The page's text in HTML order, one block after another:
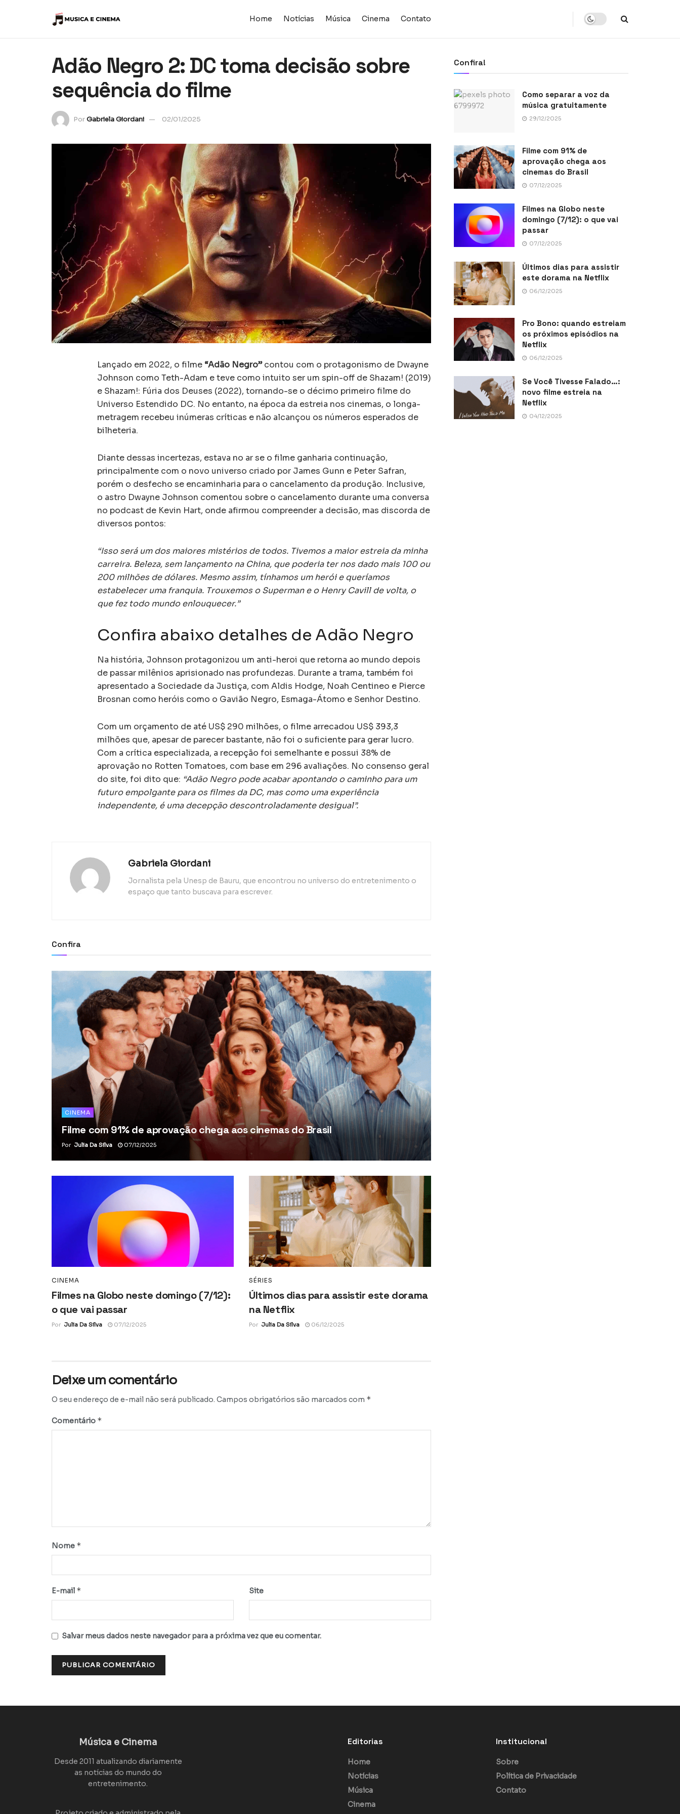
Home Notícias Música Cinema Contato
Adão Negro 2: DC toma decisão sobre
sequência do filme
PorGabriela Giordani 02/01/2025
Lançado em 2022, o filme “Adão Negro”contou com o protagonismo de Dwayne
Johnson como Teth-Adam e teve como intuito ser um spin-off de Shazam! (2019)
e Shazam!: Fúria dos Deuses (2022), tornando-se o décimo primeiro filme do
Universo Estendido DC. No entanto, na época da estreia nos cinemas, o longa-
metragem recebeu inúmeras críticas e não alcançou os números esperados de
bilheteria.
Diante dessas incertezas, estava no ar se o filme ganharia continuação,
principalmente com o novo universo criado por James Gunn e Peter Safran,
porém o desfecho se encaminharia para o cancelamento da produção. Inclusive,
o astro Dwayne Johnson comentou sobre o cancelamento durante uma conversa
no podcast de Kevin Hart, onde afirmou compreender a decisão, mas discorda de
diversos pontos:
“Isso será um dos maiores mistérios de todos. Tivemos a maior estreia da minha
carreira. Beleza, sem lançamento na China, que poderia ter nos dado mais 100 ou
200 milhões de dólares. Mesmo assim, tínhamos um herói e queríamos
estabelecer uma franquia. Trouxemos o Superman e o Henry Cavill de volta, o
que fez todo mundo enlouquecer.”
Confira abaixo detalhes de Adão Negro
Na história, Johnson protagonizou um anti-heroi que retorna ao mundo depois
de passar milênios aprisionado nas profundezas. Durante a trama, também foi
apresentado a Sociedade da Justiça, com Aldis Hodge, Noah Centineo e Pierce
Brosnan como heróis como o Gavião Negro, Esmaga-Átomo e Senhor Destino.
Com um orçamento de até US$ 290 milhões, o filme arrecadou US$ 393,3
milhões que, apesar de parecer bastante, não foi o suficiente para gerar lucro.
Com a crítica especializada, a recepção foi semelhante e possui 38% de
aprovação no Rotten Tomatoes, com base em 296 avaliações. No consenso geral
do site, foi dito que: “Adão Negro pode acabar apontando o caminho para um
futuro empolgante para os filmes da DC, mas como uma experiência
independente, é uma decepção descontroladamente desigual”.
Gabriela Giordani
Jornalista pela Unesp de Bauru, que encontrou no universo do entretenimento o
espaço que tanto buscava para escrever.
Confira
CINEMA
Filme com 91% de aprovação chega aos cinemas do Brasil
Por Julia Da Silva 07/12/2025
CINEMA
Filmes na Globo neste domingo (7/12):
o que vai passar
Por Julia Da Silva 07/12/2025
SÉRIES
Últimos dias para assistir este dorama
na Netflix
Por Julia Da Silva 06/12/2025
Deixe um comentário
O seu endereço de e-mail não será publicado. Campos obrigatórios são marcados com *
Comentário *
Nome *
E-mail * Site
Salvar meus dados neste navegador para a próxima vez que eu comentar.
Confira!
Como separar a voz da
música gratuitamente
29/12/2025
Filme com 91% de
aprovação chega aos
cinemas do Brasil
07/12/2025
Filmes na Globo neste
domingo (7/12): o que vai
passar
07/12/2025
Últimos dias para assistir
este dorama na Netflix
06/12/2025
Pro Bono: quando estreiam
os próximos episódios na
Netflix
06/12/2025
Se Você Tivesse Falado…:
novo filme estreia na
Netflix
04/12/2025
Música e Cinema
Desde 2011 atualizando diariamente
as notícias do mundo do
entretenimento.
Editorias
Home
Notícias
Música
Cinema
Institucional
Sobre
Política de Privacidade
Contato